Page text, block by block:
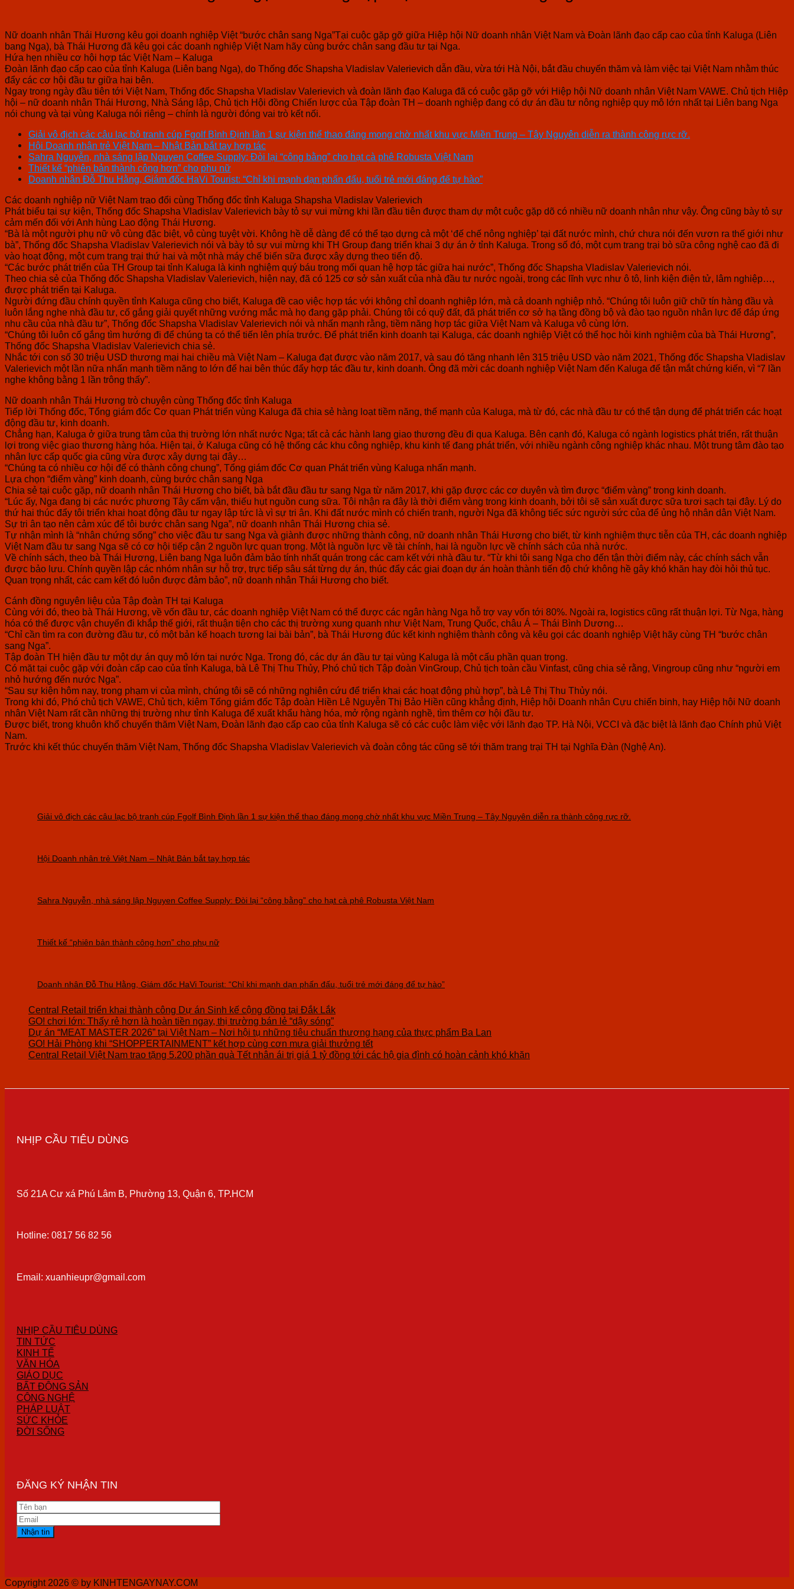
Nữ doanh nhân Thái Hương kêu gọi doanh nghiệp Việt “bước chân sang Nga”Tại cuộc gặp gỡ giữa Hiệp hội Nữ doanh nhân Việt Nam và Đoàn lãnh đạo cấp cao của tỉnh Kaluga (Liên
bang Nga), bà Thái Hương đã kêu gọi các doanh nghiệp Việt Nam hãy cùng bước chân sang đầu tư tại Nga.
Hứa hẹn nhiều cơ hội hợp tác Việt Nam – Kaluga
Đoàn lãnh đạo cấp cao của tỉnh Kaluga (Liên bang Nga), do Thống đốc Shapsha Vladislav Valerievich dẫn đầu, vừa tới Hà Nội, bắt đầu chuyến thăm và làm việc tại Việt Nam nhằm thúc
đẩy các cơ hội đầu tư giữa hai bên.
Ngay trong ngày đầu tiên tới Việt Nam, Thống đốc Shapsha Vladislav Valerievich và đoàn lãnh đạo Kaluga đã có cuộc gặp gỡ với Hiệp hội Nữ doanh nhân Việt Nam VAWE. Chủ tịch Hiệp
hội – nữ doanh nhân Thái Hương, Nhà Sáng lập, Chủ tịch Hội đồng Chiến lược của Tập đoàn TH – doanh nghiệp đang có dự án đầu tư nông nghiệp quy mô lớn nhất tại Liên bang Nga
nói chung và tại vùng Kaluga nói riêng – chính là người đóng vai trò kết nối.
Giải vô địch các câu lạc bộ tranh cúp Fgolf Bình Định lần 1 sự kiện thể thao đáng mong chờ nhất khu vực Miền Trung – Tây Nguyên diễn ra thành công rực rỡ.
Hội Doanh nhân trẻ Việt Nam – Nhật Bản bắt tay hợp tác
Sahra Nguyễn, nhà sáng lập Nguyen Coffee Supply: Đòi lại “công bằng” cho hạt cà phê Robusta Việt Nam
Thiết kế “phiên bản thành công hơn” cho phụ nữ
Doanh nhân Đỗ Thu Hằng, Giám đốc HaVi Tourist: “Chỉ khi mạnh dạn phấn đấu, tuổi trẻ mới đáng để tự hào”
Các doanh nghiệp nữ Việt Nam trao đổi cùng Thống đốc tỉnh Kaluga Shapsha Vladislav Valerievich
Phát biểu tại sự kiện, Thống đốc Shapsha Vladislav Valerievich bày tỏ sự vui mừng khi lần đầu tiên được tham dự một cuộc gặp dõ có nhiều nữ doanh nhân như vậy. Ông cũng bày tỏ sự
cảm mến đối với Anh hùng Lao động Thái Hương.
“Bà là một người phụ nữ vô cùng đặc biệt, vô cùng tuyệt vời. Không hề dễ dàng để có thể tạo dựng cả một ‘đế chế nông nghiệp’ tại đất nước mình, chứ chưa nói đến vươn ra thế giới như
bà”, Thống đốc Shapsha Vladislav Valerievich nói và bày tỏ sự vui mừng khi TH Group đang triển khai 3 dự án ở tỉnh Kaluga. Trong số đó, một cụm trang trại bò sữa công nghệ cao đã đi
vào hoạt động, một cụm trang trại thứ hai và một nhà máy chế biến sữa được xây dựng theo tiến độ.
“Các bước phát triển của TH Group tại tỉnh Kaluga là kinh nghiệm quý báu trong mối quan hệ hợp tác giữa hai nước”, Thống đốc Shapsha Vladislav Valerievich nói.
Theo chia sẻ của Thống đốc Shapsha Vladislav Valerievich, hiện nay, đã có 125 cơ sở sản xuất của nhà đầu tư nước ngoài, trong các lĩnh vực như ô tô, linh kiện điện tử, lâm nghiệp…,
được phát triển tại Kaluga.
Người đứng đầu chính quyền tỉnh Kaluga cũng cho biết, Kaluga đề cao việc hợp tác với không chỉ doanh nghiệp lớn, mà cả doanh nghiệp nhỏ. “Chúng tôi luôn giữ chữ tín hàng đầu và
luôn lắng nghe nhà đầu tư, cố gắng giải quyết những vướng mắc mà họ đang gặp phải. Chúng tôi có quỹ đất, đã phát triển cơ sở hạ tầng đồng bộ và đào tạo nguồn nhân lực để đáp ứng
nhu cầu của nhà đầu tư”, Thống đốc Shapsha Vladislav Valerievich nói và nhấn mạnh rằng, tiềm năng hợp tác giữa Việt Nam và Kaluga vô cùng lớn.
“Chúng tôi luôn cố gắng tìm hướng đi để chúng ta có thể tiến lên phía trước. Để phát triển kinh doanh tại Kaluga, các doanh nghiệp Việt có thể học hỏi kinh nghiệm của bà Thái Hương”,
Thống đốc Shapsha Vladislav Valerievich chia sẻ.
Nhắc tới con số 30 triệu USD thương mại hai chiều mà Việt Nam – Kaluga đạt được vào năm 2017, và sau đó tăng nhanh lên 315 triệu USD vào năm 2021, Thống đốc Shapsha Vladislav
Valerievich một lần nữa nhấn mạnh tiềm năng to lớn để hai bên thúc đẩy hợp tác đầu tư, kinh doanh. Ông đã mời các doanh nghiệp Việt Nam đến Kaluga để tận mắt chứng kiến, vì “7 lần
nghe không bằng 1 lần trông thấy”.
Nữ doanh nhân Thái Hương trò chuyện cùng Thống đốc tỉnh Kaluga
Tiếp lời Thống đốc, Tổng giám đốc Cơ quan Phát triển vùng Kaluga đã chia sẻ hàng loạt tiềm năng, thế mạnh của Kaluga, mà từ đó, các nhà đầu tư có thể tận dụng để phát triển các hoạt
động đầu tư, kinh doanh.
Chẳng hạn, Kaluga ở giữa trung tâm của thị trường lớn nhất nước Nga; tất cả các hành lang giao thương đều đi qua Kaluga. Bên cạnh đó, Kaluga có ngành logistics phát triển, rất thuận
lợi trong việc giao thương hàng hóa. Hiện tại, ở Kaluga cũng có hệ thống các khu công nghiệp, khu kinh tế đang phát triển, với nhiều ngành công nghiệp khác nhau. Một trung tâm đào tạo
nhân lực cấp quốc gia cũng vừa được xây dựng tại đây…
“Chúng ta có nhiều cơ hội để có thành công chung”, Tổng giám đốc Cơ quan Phát triển vùng Kaluga nhấn mạnh.
Lựa chọn “điểm vàng” kinh doanh, cùng bước chân sang Nga
Chia sẻ tại cuộc gặp, nữ doanh nhân Thái Hương cho biết, bà bắt đầu đầu tư sang Nga từ năm 2017, khi gặp được các cơ duyên và tìm được “điểm vàng” trong kinh doanh.
“Lúc ấy, Nga đang bị các nước phương Tây cấm vận, thiếu hụt nguồn cung sữa. Tôi nhận ra đây là thời điểm vàng trong kinh doanh, bởi tôi sẽ sản xuất được sữa tươi sạch tại đây. Lý do
thứ hai thúc đẩy tôi triển khai hoạt động đầu tư ngay lập tức là vì sự tri ân. Khi đất nước mình có chiến tranh, người Nga đã không tiếc sức người sức của để ủng hộ nhân dân Việt Nam.
Sự tri ân tạo nên cảm xúc để tôi bước chân sang Nga”, nữ doanh nhân Thái Hương chia sẻ.
Tự nhận mình là “nhân chứng sống” cho việc đầu tư sang Nga và giành được những thành công, nữ doanh nhân Thái Hương cho biết, từ kinh nghiệm thực tiễn của TH, các doanh nghiệp
Việt Nam đầu tư sang Nga sẽ có cơ hội tiếp cận 2 nguồn lực quan trọng. Một là nguồn lực về tài chính, hai là nguồn lực về chính sách của nhà nước.
Về chính sách, theo bà Thái Hương, Liên bang Nga luôn đảm bảo tính nhất quán trong các cam kết với nhà đầu tư. “Từ khi tôi sang Nga cho đến tận thời điểm này, các chính sách vẫn
được bảo lưu. Chính quyền lập các nhóm nhân sự hỗ trợ, trực tiếp sâu sát từng dự án, thúc đẩy các giai đoạn dự án hoàn thành tiến độ chứ không hề gây khó khăn hay đòi hỏi thủ tục.
Quan trọng nhất, các cam kết đó luôn được đảm bảo”, nữ doanh nhân Thái Hương cho biết.
Cánh đồng nguyên liệu của Tập đoàn TH tại Kaluga
Cùng với đó, theo bà Thái Hương, về vốn đầu tư, các doanh nghiệp Việt Nam có thể được các ngân hàng Nga hỗ trợ vay vốn tới 80%. Ngoài ra, logistics cũng rất thuận lợi. Từ Nga, hàng
hóa có thể được vận chuyển đi khắp thế giới, rất thuận tiện cho các thị trường xung quanh như Việt Nam, Trung Quốc, châu Á – Thái Bình Dương…
“Chỉ cần tìm ra con đường đầu tư, có một bản kế hoạch tương lai bài bản”, bà Thái Hương đúc kết kinh nghiệm thành công và kêu gọi các doanh nghiệp Việt hãy cùng TH “bước chân
sang Nga”.
Tập đoàn TH hiện đầu tư một dự án quy mô lớn tại nước Nga. Trong đó, các dự án đầu tư tại vùng Kaluga là một cấu phần quan trọng.
Có mặt tại cuộc gặp với đoàn cấp cao của tỉnh Kaluga, bà Lê Thị Thu Thủy, Phó chủ tịch Tập đoàn VinGroup, Chủ tịch toàn cầu Vinfast, cũng chia sẻ rằng, Vingroup cũng như “người em
nhỏ hướng đến nước Nga”.
“Sau sự kiện hôm nay, trong phạm vi của mình, chúng tôi sẽ có những nghiên cứu để triển khai các hoạt động phù hợp”, bà Lê Thị Thu Thủy nói.
Trong khi đó, Phó chủ tịch VAWE, Chủ tịch, kiêm Tổng giám đốc Tập đoàn Hiền Lê Nguyễn Thị Bảo Hiền cũng khẳng định, Hiệp hội Doanh nhân Cựu chiến binh, hay Hiệp hội Nữ doanh
nhân Việt Nam rất cần những thị trường như tỉnh Kaluga để xuất khẩu hàng hóa, mở rộng ngành nghề, tìm thêm cơ hội đầu tư.
Được biết, trong khuôn khổ chuyến thăm Việt Nam, Đoàn lãnh đạo cấp cao của tỉnh Kaluga sẽ có các cuộc làm việc với lãnh đạo TP. Hà Nội, VCCI và đặc biệt là lãnh đạo Chính phủ Việt
Nam.
Trước khi kết thúc chuyến thăm Việt Nam, Thống đốc Shapsha Vladislav Valerievich và đoàn công tác cũng sẽ tới thăm trang trại TH tại Nghĩa Đàn (Nghệ An).
Giải vô địch các câu lạc bộ tranh cúp Fgolf Bình Định lần 1 sự kiện thể thao đáng mong chờ nhất khu vực Miền Trung – Tây Nguyên diễn ra thành công rực rỡ.
Hội Doanh nhân trẻ Việt Nam – Nhật Bản bắt tay hợp tác
Sahra Nguyễn, nhà sáng lập Nguyen Coffee Supply: Đòi lại “công bằng” cho hạt cà phê Robusta Việt Nam
Thiết kế “phiên bản thành công hơn” cho phụ nữ
Doanh nhân Đỗ Thu Hằng, Giám đốc HaVi Tourist: “Chỉ khi mạnh dạn phấn đấu, tuổi trẻ mới đáng để tự hào”
Central Retail triển khai thành công Dự án Sinh kế cộng đồng tại Đắk Lắk
GO! chơi lớn: Thấy rẻ hơn là hoàn tiền ngay, thị trường bán lẻ “dậy sóng”
Dự án “MEAT MASTER 2026” tại Việt Nam – Nơi hội tụ những tiêu chuẩn thượng hạng của thực phẩm Ba Lan
GO! Hải Phòng khi “SHOPPERTAINMENT” kết hợp cùng cơn mưa giải thưởng tết
Central Retail Việt Nam trao tặng 5.200 phần quà Tết nhân ái trị giá 1 tỷ đồng tới các hộ gia đình có hoàn cảnh khó khăn
NHỊP CẦU TIÊU DÙNG
Số 21A Cư xá Phú Lâm B, Phường 13, Quận 6, TP.HCM
Hotline: 0817 56 82 56
Email: xuanhieupr@gmail.com
NHỊP CẦU TIÊU DÙNG
TIN TỨC
KINH TẾ
VĂN HÓA
GIÁO DỤC
BẤT ĐỘNG SẢN
CÔNG NGHỆ
PHÁP LUẬT
SỨC KHỎE
ĐỜI SỐNG
ĐĂNG KÝ NHẬN TIN
Copyright 2026 © by KINHTENGAYNAY.COM